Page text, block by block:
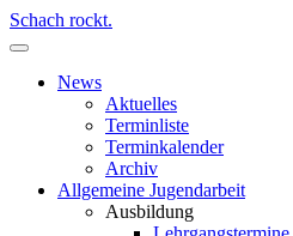
Schach rockt.
News
Aktuelles
Terminliste
Terminkalender
Archiv
Allgemeine Jugendarbeit
Ausbildung